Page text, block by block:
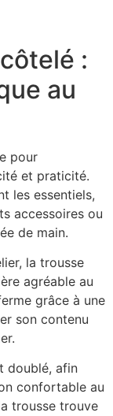
:
au
pour
et praticité.
les essentiels,
accessoires ou
de main.
la trousse
agréable au
grâce à une
son contenu
doublé, afin
confortable au
trousse trouve